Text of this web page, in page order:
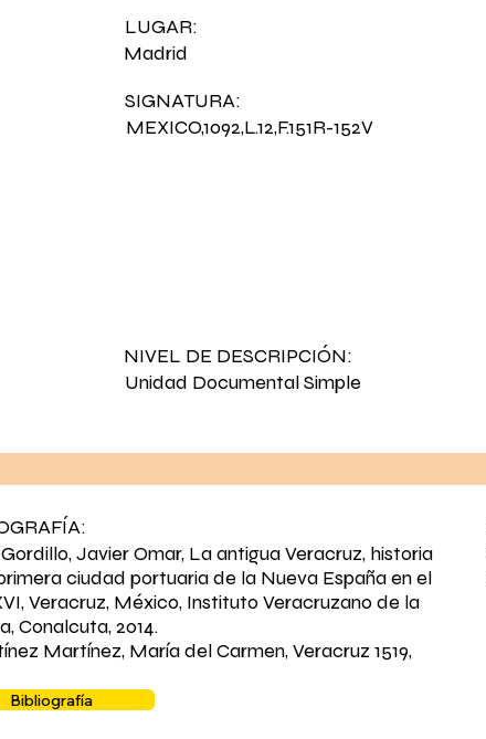
SIGNATURA:
MEXICO,1092,L.12,F.151R-152V
LUGAR:
Madrid
NIVEL DE DESCRIPCIÓN:
Unidad Documental Simple
Javier Omar, La antigua Veracruz, historia
ciudad portuaria de la Nueva España en el
Veracruz, México, Instituto Veracruzano de la
Conalcuta, 2014.
Martínez, María del Carmen, Veracruz 1519,
Bibliografía